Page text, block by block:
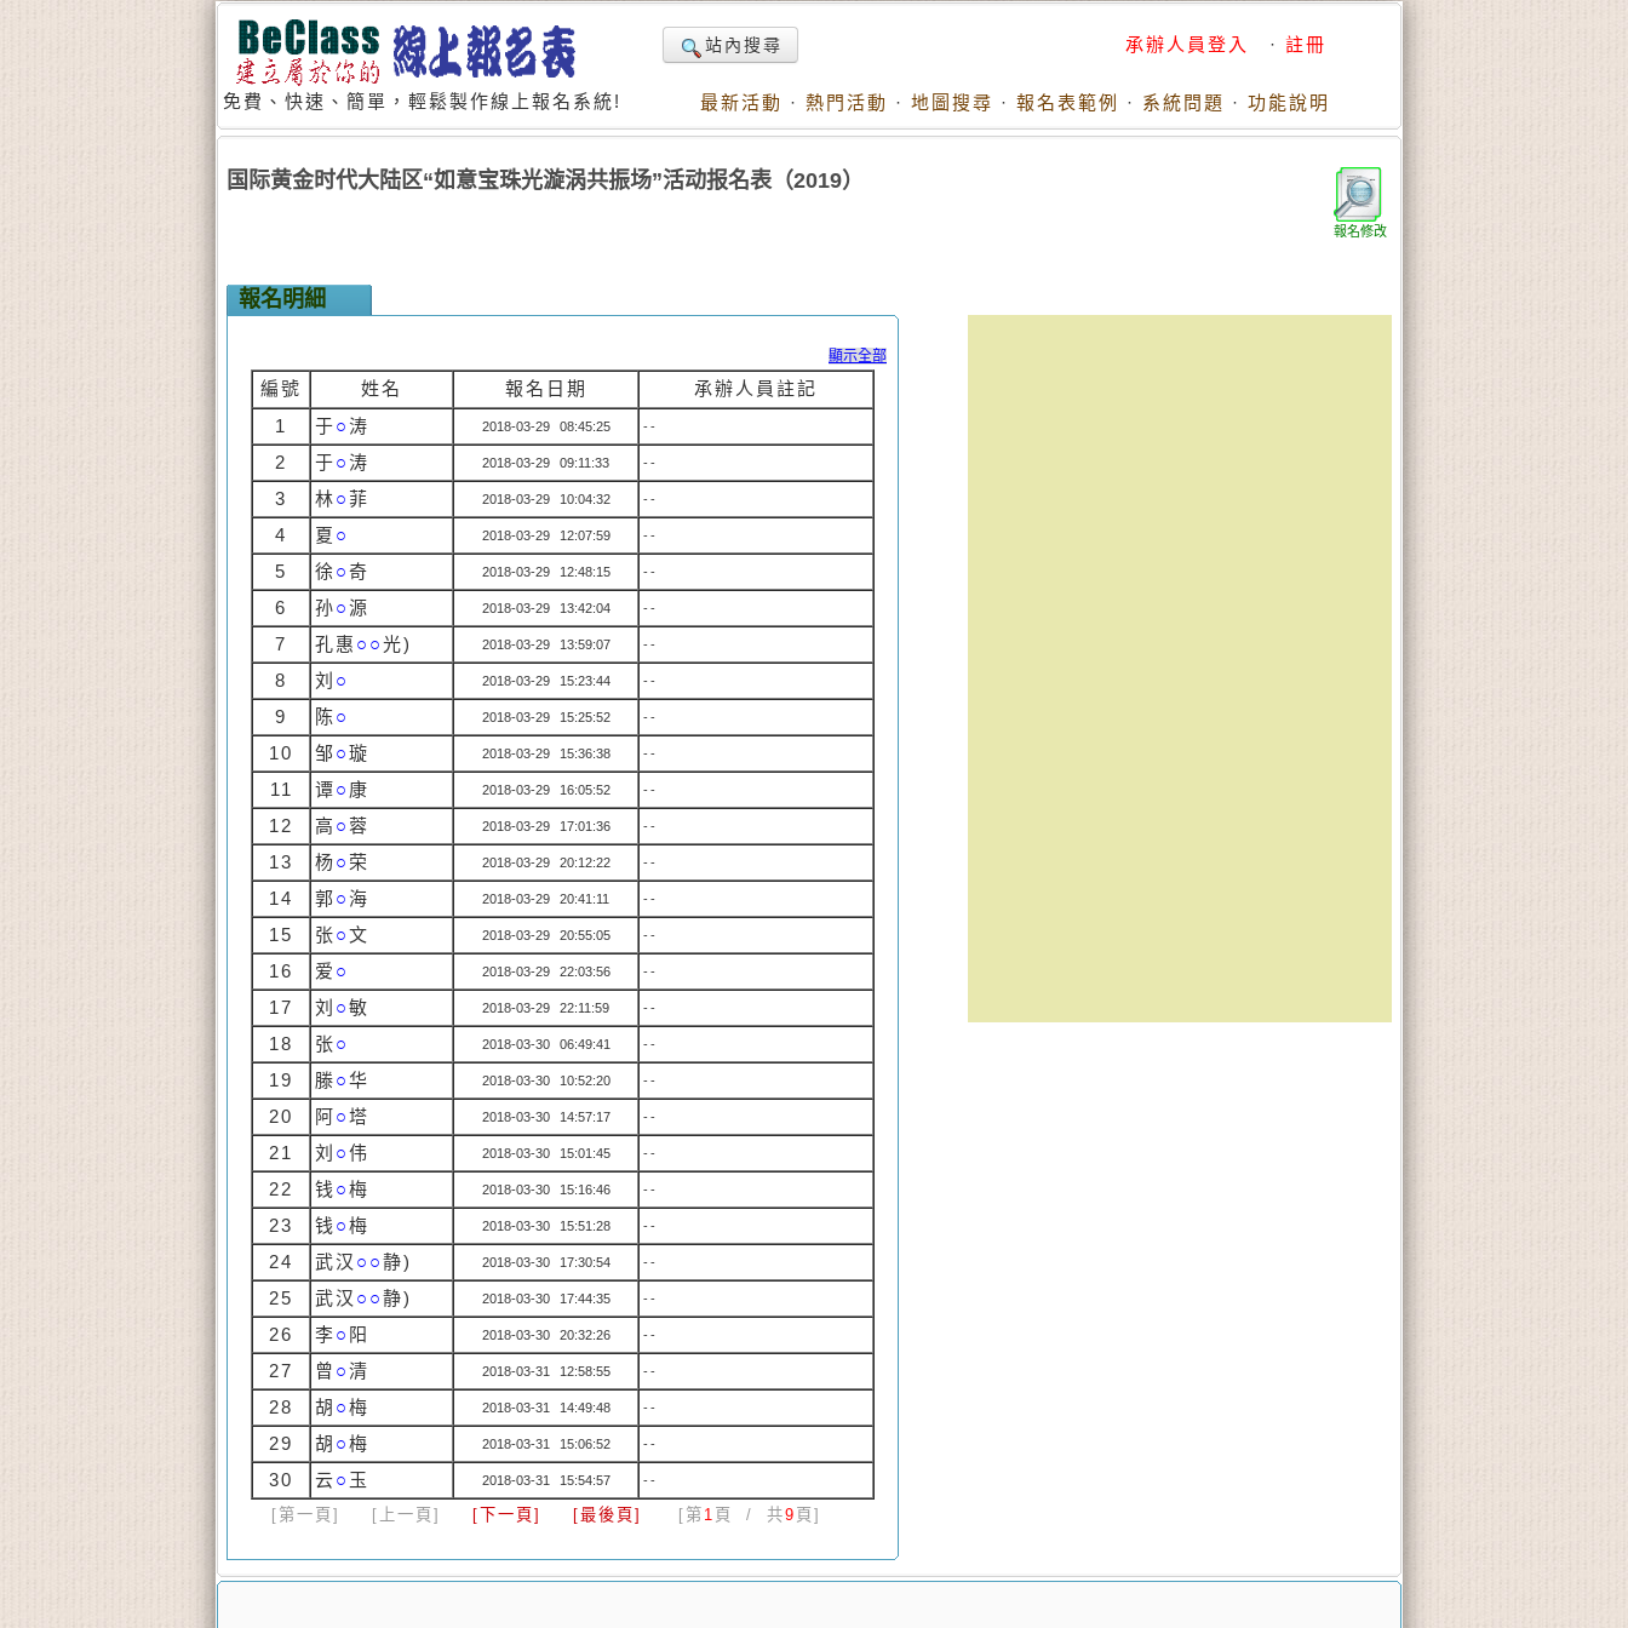
免費、快速、簡單，輕鬆製作線上報名系統!
站內搜尋 承辦人員登入 · 註冊
最新活動 · 熱門活動 · 地圖搜尋 · 報名表範例 · 系統問題 · 功能說明
報名修改
国际黄金时代大陆区“如意宝珠光漩涡共振场”活动报名表（2019）
報名明細
顯示全部
編號 姓名 報名日期
承辦人員註記
1
于○涛 2018-03-29 08:45:25 --
2 于○涛 2018-03-29 09:11:33 --
3 林○ 菲 2018-03-29 10:04:32 --
4 夏 ○ 2018-03-29 12:07:59 --
5 徐○奇 2018-03-29 12:48:15 --
6 孙○源 2018-03-29 13:42:04 --
7 孔惠 ○○光) 2018-03-29 13:59:07 --
8 刘 ○ 2018-03-29 15:23:44 --
9 陈○ 2018-03-29 15:25:52 --
10 邹○璇 2018-03-29 15:36:38 --
11 谭○ 康 2018-03-29 16:05:52 --
12 高 ○ 蓉 2018-03-29 17:01:36 --
13 杨○ 荣 2018-03-29 20:12:22 --
14 郭○ 海 2018-03-29 20:41:11 --
15 张○文 2018-03-29 20:55:05 --
16 爱 ○ 2018-03-29 22:03:56 --
17 刘 ○敏 2018-03-29 22:11:59 --
18 张○ 2018-03-30 06:49:41 --
19 滕○华 2018-03-30 10:52:20 --
20 阿○塔 2018-03-30 14:57:17 --
21 刘 ○伟 2018-03-30 15:01:45 --
22 钱 ○梅 2018-03-30 15:16:46 --
23 钱 ○梅 2018-03-30 15:51:28 --
24 武汉 ○○静) 2018-03-30 17:30:54 --
25 武汉 ○○静) 2018-03-30 17:44:35 --
26 李○ 阳 2018-03-30 20:32:26 --
27 曾 ○清 2018-03-31 12:58:55 --
28 胡 ○梅 2018-03-31 14:49:48 --
29 胡 ○梅 2018-03-31 15:06:52 --
30 云○ 玉 2018-03-31 15:54:57 --
[第一頁] [上一頁] [下一頁] [最後頁] [第 1 頁 / 共9 頁]